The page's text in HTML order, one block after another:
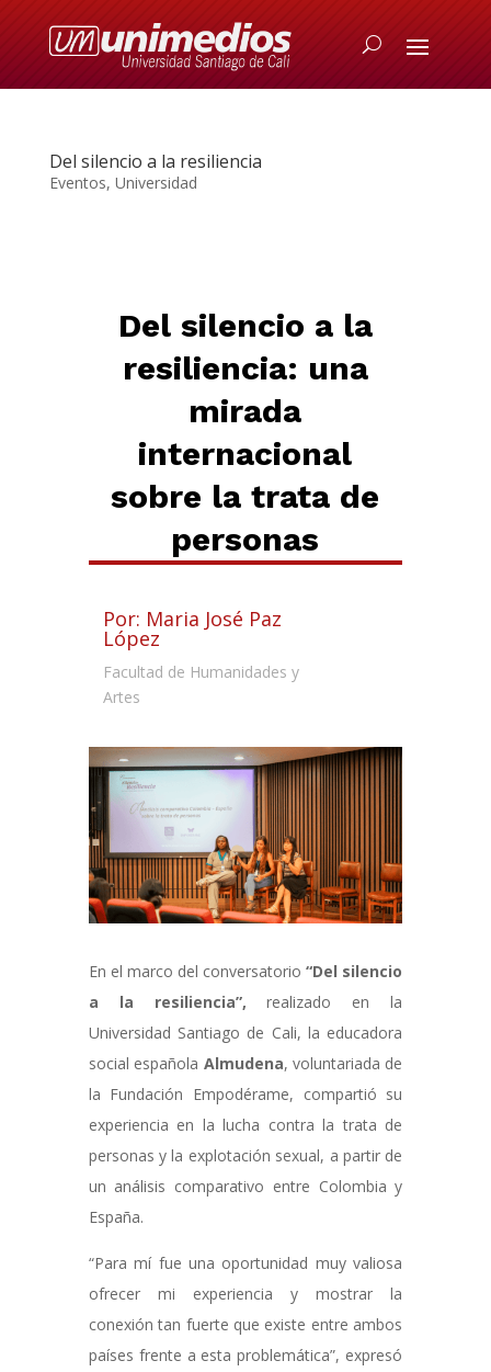
Del silencio a la resiliencia
Eventos, Universidad
Del silencio a la
resiliencia: una
mirada
internacional
sobre la trata de
personas
Por: Maria José Paz
López
Facultad de Humanidades y
Artes
En el marco del conversatorio“Del silencio
a la resiliencia”,realizado en la
Universidad Santiago de Cali, la educadora
social española Almudena, voluntariada de
la Fundación Empodérame, compartió su
experiencia en la lucha contra la trata de
personas y la explotación sexual, a partir de
un análisis comparativo entre Colombia y
España.
“Para mí fue una oportunidad muy valiosa
ofrecer mi experiencia y mostrar la
conexión tan fuerte que existe entre ambos
países frente a esta problemática”, expresó